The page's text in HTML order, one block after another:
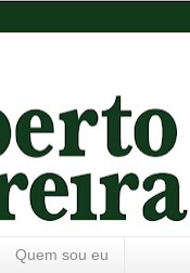
Quem sou eu